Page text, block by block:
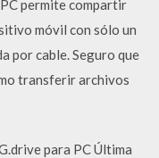
permite compartir
móvil con sólo un
por cable. Seguro que
transferir archivos
para PC Última